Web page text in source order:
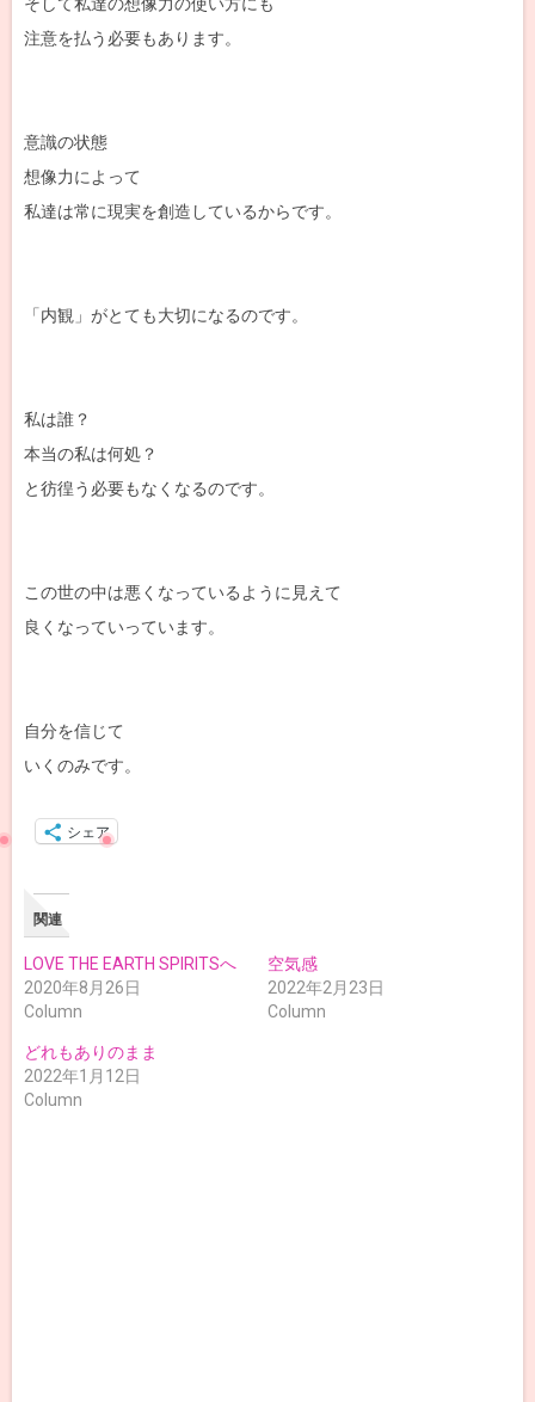
そして私達の想像力の使い方にも
注意を払う必要もあります。
意識の状態
想像力によって
私達は常に現実を創造しているからです。
「内観」がとても大切になるのです。
私は誰？
本当の私は何処？
と彷徨う必要もなくなるのです。
この世の中は悪くなっているように見えて
良くなっていっています。
自分を信じて
いくのみです。
シェア
関連
LOVE THE EARTH SPIRITSへ
2020年8月26日
Column
空気感
2022年2月23日
Column
どれもありのまま
2022年1月12日
Column